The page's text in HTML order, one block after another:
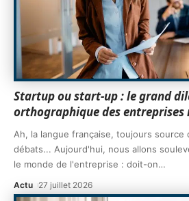
Startup ou start-up : le grand
orthographique des entreprises
Ah, la langue française, toujours
débats... Aujourd'hui, nous allons
le monde de l'entreprise : doit-on…
Actu 27 juillet 2026